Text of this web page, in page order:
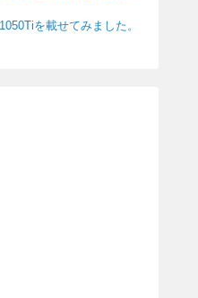
を載せてみました。